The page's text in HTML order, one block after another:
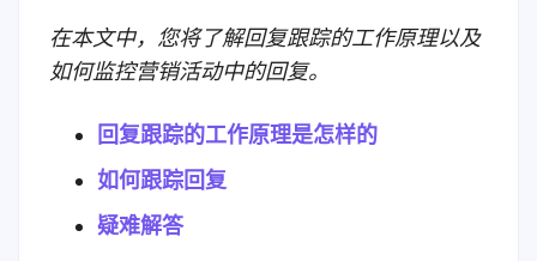
在本文中，您将了解回复跟踪的工作原理以及
如何监控营销活动中的回复。
回复跟踪的工作原理是怎样的
如何跟踪回复
疑难解答